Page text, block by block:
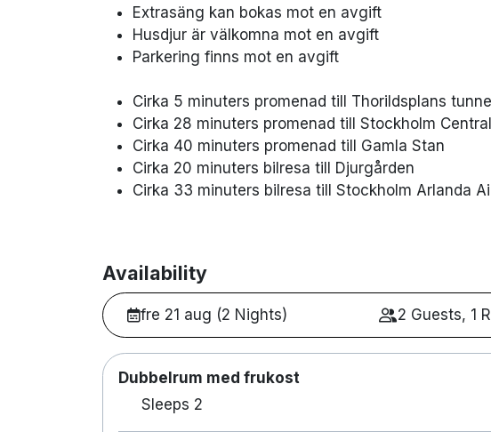
Extrasäng kan bokas mot en avgift
Husdjur är välkomna mot en avgift
Parkering finns mot en avgift
Cirka 5 minuters promenad till Thorildsplans
Cirka 28 minuters promenad till Stockholm
Cirka 40 minuters promenad till Gamla Stan
Cirka 20 minuters bilresa till Djurgården
Cirka 33 minuters bilresa till Stockholm Arlanda
Availability
fre 21 aug (2 Nights) 2 Guests, 1
Dubbelrum med frukost
Sleeps 2